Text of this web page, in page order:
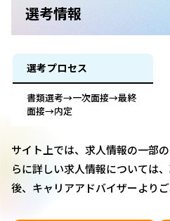
選考情報
選考プロセス
書類選考→一次面接→最終
面接→内定
サイト上では、求人情報の一部
らに詳しい求人情報については
後、キャリアアドバイザーよりご